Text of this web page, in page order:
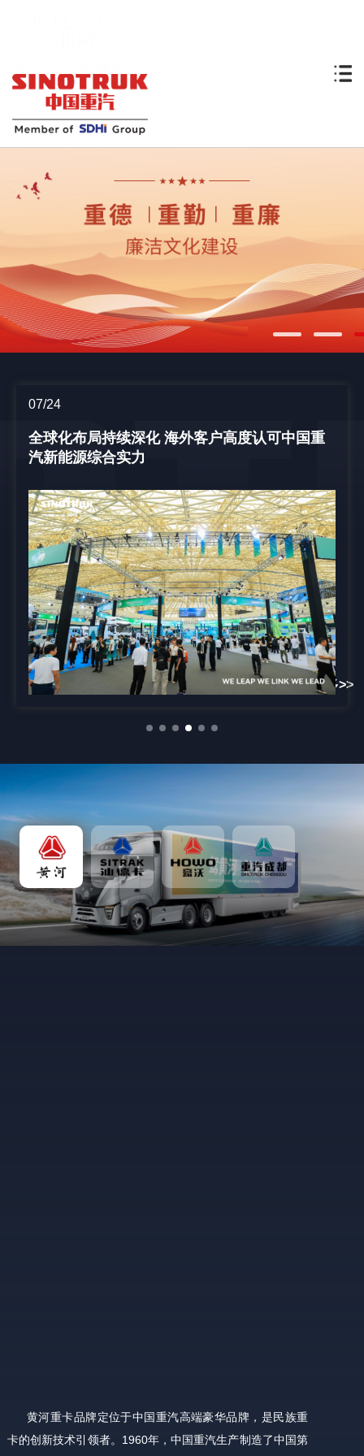
07/24
全球化布局持续深化 海外客户高度认可中国重
汽新能源综合实力
更多>>
黄河重卡品牌定位于中国重汽高端豪华品牌，是民族重
卡的创新技术引领者。1960年，中国重汽生产制造了中国第